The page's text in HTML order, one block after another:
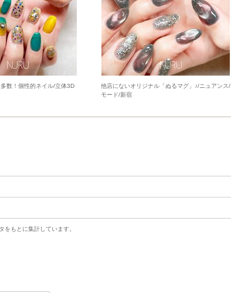
数！個性的ネイル/立体3D
他店にないオリジナル「ぬるマグ」♪/ニュアンス/
モード/新宿
もとに集計しています。